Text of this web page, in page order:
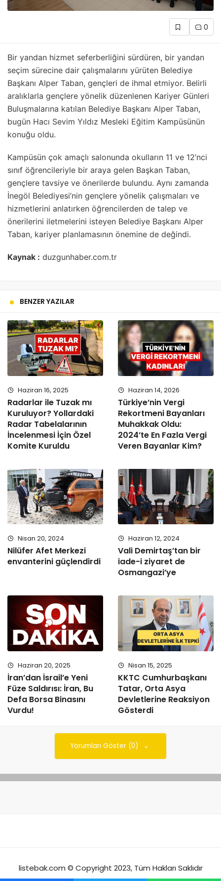
0
Bir yandan hizmet seferberliğini sürdüren, bir yandan
seçim sürecine dair çalışmalarını yürüten Belediye
Başkanı Alper Taban, gençleri de ihmal etmiyor. Belirli
aralıklarla gençlere yönelik düzenlenen Kariyer Günleri
Buluşmalarına katılan Belediye Başkanı Alper Taban,
bugün Hacı Sevim Yıldız Mesleki Eğitim Kampüsünün
konuğu oldu.
Kampüsün çok amaçlı salonunda okulların 11 ve 12’nci
sınıf öğrencileriyle bir araya gelen Başkan Taban,
gençlere tavsiye ve önerilerde bulundu. Aynı zamanda
İnegöl Belediyesi’nin gençlere yönelik çalışmaları ve
hizmetlerini anlatırken öğrencilerden de talep ve
önerilerini iletmelerini isteyen Belediye Başkanı Alper
Taban, kariyer planlamasının önemine de değindi.
Kaynak : duzgunhaber.com.tr
BENZER YAZILAR
Haziran 16, 2025
Radarlar ile Tuzak mı
Kuruluyor? Yollardaki
Radar Tabelalarının
İncelenmesi İçin Özel
Komite Kuruldu
Haziran 14, 2026
Türkiye’nin Vergi
Rekortmeni Bayanları
Muhakkak Oldu:
2024’te En Fazla Vergi
Veren Bayanlar Kim?
Nisan 20, 2024
Nilüfer Afet Merkezi
envanterini güçlendirdi
Haziran 12, 2024
Vali Demirtaş’tan bir
iade-i ziyaret de
Osmangazi’ye
Haziran 20, 2025
İran’dan İsrail’e Yeni
Füze Saldırısı: İran, Bu
Defa Borsa Binasını
Vurdu!
Nisan 15, 2025
KKTC Cumhurbaşkanı
Tatar, Orta Asya
Devletlerine Reaksiyon
Gösterdi
Yorumları Göster (0)
listebak.com © Copyright 2023, Tüm Hakları Saklıdır